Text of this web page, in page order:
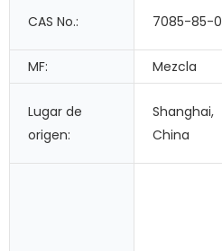
CAS No.: 7085-85-0
MF:
Mezcla
Lugar de
origen:
Shanghai,
China